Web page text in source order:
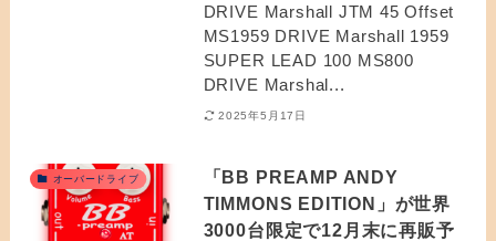
DRIVE Marshall JTM 45 Offset
MS1959 DRIVE Marshall 1959
SUPER LEAD 100 MS800
DRIVE Marshal...
2025年5月17日
オーバードライブ
「BB PREAMP ANDY
TIMMONS EDITION」が世界
3000台限定で12月末に再販予